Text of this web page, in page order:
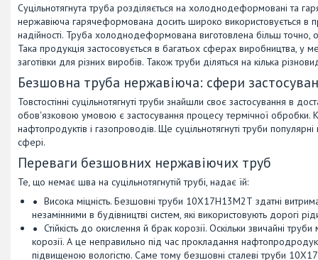
Суцільнотягнута труба розділяється на холоднодеформовані та
нержавіюча гарячеформована досить широко використовується в
надійності. Труба холоднодеформована виготовлена більш
Така продукція застосовується в багатьох сферах виробництва, у
заготівки для різних виробів. Також труби діляться на кілька
Безшовна труба нержавіюча: сфери
Товстостінні суцільнотягнуті труби знайшли своє застосування в
обов'язковою умовою є застосування процесу термічної обробки.
нафтопродуктів і газопроводів. Ще суцільнотягнуті труби
сфері.
Переваги безшовних нержавіючих труб
Те, що немає шва на суцільнотягнутій трубі, надає їй:
Висока міцність. Безшовні труби 10Х17Н13М2Т здатні
незамінними в будівництві систем, які використовують дорогі
Стійкість до окислення й брак корозії. Оскільки звичайні
корозії. А це неправильно під час прокладання
підвищеною вологістю. Саме тому безшовні сталеві труби